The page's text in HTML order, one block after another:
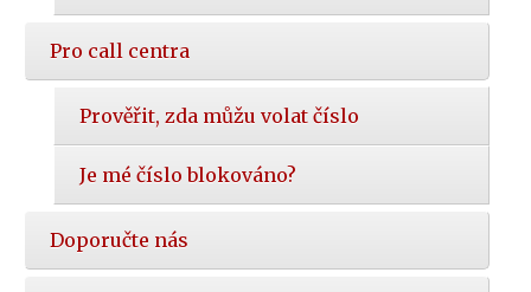
Pro call centra
Prověřit, zda můžu volat číslo
Je mé číslo blokováno?
Doporučte nás